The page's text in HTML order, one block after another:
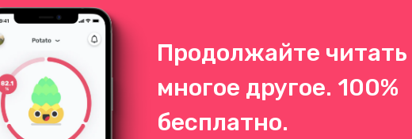
Продолжайте читать
многое другое. 100%
бесплатно.